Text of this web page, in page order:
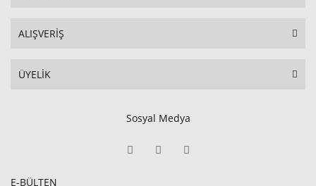
ALIŞVERİŞ
ÜYELİK
Sosyal Medya
E-BÜLTEN